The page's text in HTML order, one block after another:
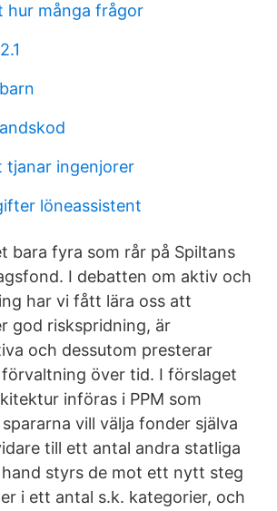
hur många frågor
tjanar ingenjorer
löneassistent
bara fyra som rår på Spiltans
I debatten om aktiv och
har vi fått lära oss att
god riskspridning, är
och dessutom presterar
över tid. I förslaget
införas i PPM som
vill välja fonder själva
till ett antal andra statliga
styrs de mot ett nytt steg
i ett antal s.k. kategorier, och